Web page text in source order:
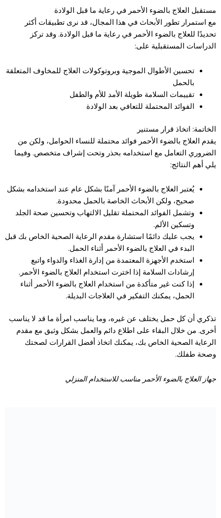
مستقبل العلاج بالضوء الأحمر في رعاية ما قبل الولادة
مع استمرار تطور الأبحاث في هذا المجال، قد نرى تطبيقات أكثر
تحديدًا للعلاج بالضوء الأحمر في رعاية ما قبل الولادة. وقد تركز
الدراسات المستقبلية على:
تحسين الأطوال الموجية وبروتوكولات العلاج للمخاوف المتعلقة
بالحمل
تقييمات السلامة طويلة الأمد للأم والطفل
الفوائد المحتملة للتعافي بعد الولادة
الخاتمة: اتخاذ قرار مستنير
يقدم العلاج بالضوء الأحمر فوائد محتملة للنساء الحوامل، ولكن من
الضروري التعامل مع استخدامه بحذر وتحت إشراف متخصص. وفيما
يلي أهم النتائج:
يُعتبر العلاج بالضوء الأحمر آمنًا بشكل عام عند استخدامه بشكل
صحيح، ولكن الأبحاث الخاصة بالحمل محدودة.
وتشمل الفوائد المحتملة تقليل الالتهاب وتحسين صحة الجلد
وتسكين الألم.
يجب عليك دائمًا استشارة مقدم الرعاية الصحية الخاص بك قبل
البدء في العلاج بالضوء الأحمر أثناء الحمل.
استخدم الأجهزة المعتمدة من إدارة الغذاء والدواء واتبع
إرشادات السلامة إذا اخترت استخدام العلاج بالضوء الأحمر.
إذا كنت غير متأكدة من استخدام العلاج بالضوء الأحمر أثناء
الحمل، يمكنك التفكير في العلاجات البديلة.
تذكري أن كل حمل يختلف عن غيره، وما يناسب امرأة ما قد لا يناسب
أخرى. من خلال البقاء على اطلاع دائم والعمل بشكل وثيق مع مقدم
الرعاية الصحية الخاص بك، يمكنك اتخاذ أفضل القرارات لصحتك
وصحة طفلك.
جهاز العلاج بالضوء الأحمر مناسب للاستخدام المنزلي